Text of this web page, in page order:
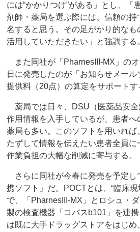
には“かかりつけ”がある」とし、「
剤師・薬局を選ぶ際には、信頼の持
名すると思う。その足がかり的なも
活用していただきたい」と強調する
また同社が「PharnesIII-MX」の
日に発売したのが「お知らせメー
提供料（20点）の算定をサポートす
薬局では日々、DSU（医薬品安全
作用情報を入手しているが、患者へ
薬局も多い。このソフトを用いれ
たずして情報を伝えたい患者全員
作業負担の大幅な削減に寄与する。
さらに同社が今春に発売を予定し
携ソフト」だ。POCTとは、“臨床現
で、「PharnesIII-MX」とロシュ・
製の検査機器「コバスb101」を連
は既に大手ドラッグストアをはじめ